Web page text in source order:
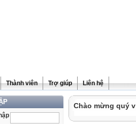
Thành viên Trợ giúp Liên hệ
Chào mừng quý